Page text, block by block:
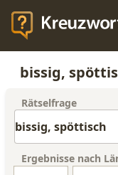
bissig,
Rätselfrage
Ergebnisse nach